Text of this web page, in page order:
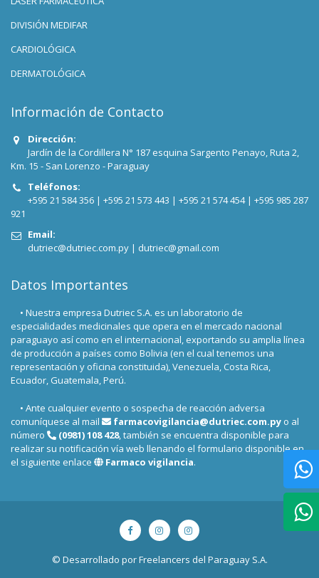
DIVISIÓN MEDIFAR
CARDIOLÓGICA
DERMATOLÓGICA
Información de Contacto
Dirección:
Jardín de la Cordillera N° 187 esquina Sargento Penayo, Ruta 2,
Km. 15 - San Lorenzo - Paraguay
Teléfonos:
+595 21 584 356 | +595 21 573 443 | +595 21 574 454 | +595 985 287
921
Email:
dutriec@dutriec.com.py | dutriec@gmail.com
Datos Importantes
• Nuestra empresa Dutriec S.A. es un laboratorio de
especialidades medicinales que opera en el mercado nacional
paraguayo así como en el internacional, exportando su amplia línea
de producción a países como Bolivia (en el cual tenemos una
representación y oficina constituida), Venezuela, Costa Rica,
Ecuador, Guatemala, Perú.
• Ante cualquier evento o sospecha de reacción adversa
comuníquese al mail
farmacovigilancia@dutriec.com.py o al
número
(0981) 108 428, también se encuentra disponible para
realizar su notificación vía web llenando el formulario disponible en
el siguiente enlace
Farmaco vigilancia.
© Desarrollado porFreelancers del Paraguay S.A.